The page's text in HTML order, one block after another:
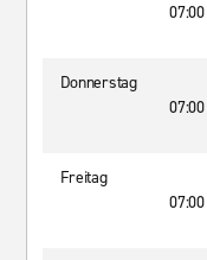
Donnerstag
Freitag